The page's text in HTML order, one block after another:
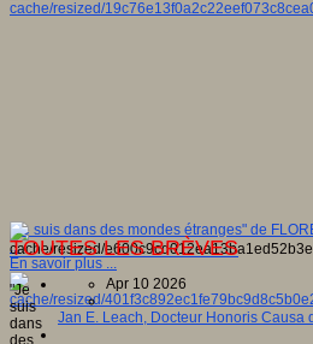
"Je suis dans des mondes étranges" de
...
En savoir plus ...
"Je
suis
dans
des
TOUTES LES BRÈVES
Apr 10 2026
Jan E. Leach, Docteur Honoris Causa